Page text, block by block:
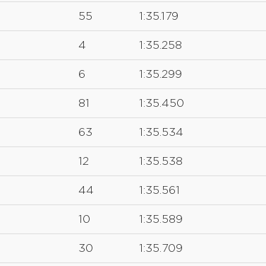
55 1:35.179
4 1:35.258
6 1:35.299
81 1:35.450
63 1:35.534
12 1:35.538
44 1:35.561
10 1:35.589
30 1:35.709